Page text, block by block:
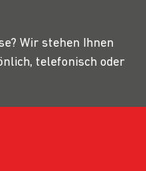
Wir stehen Ihnen
telefonisch oder